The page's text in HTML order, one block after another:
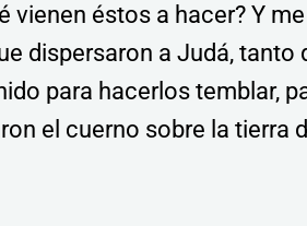
vienen éstos a hacer? Y
dispersaron a Judá, tanto
para hacerlos temblar,
el cuerno sobre la tierra